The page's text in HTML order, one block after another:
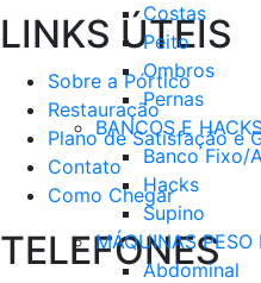
Costas
Peito
Ombros
Pernas
BANCOS E
Banco Fixo/
Hacks
Supino
MÁQUINAS PESO
Abdominal
LINKS ÚTEIS
Sobre a Pórtico
Restauração
Plano de Satisfação e
Contato
Como Chegar
TELEFONES